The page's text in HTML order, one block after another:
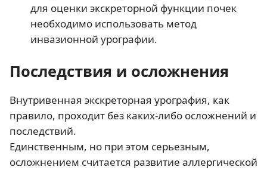
для оценки экскреторной функции почек
необходимо использовать метод
инвазионной урографии.
Последствия и осложнения
Внутривенная экскреторная урография, как
правило, проходит без каких-либо осложнений и
последствий.
Единственным, но при этом серьезным,
осложнением считается развитие аллергической